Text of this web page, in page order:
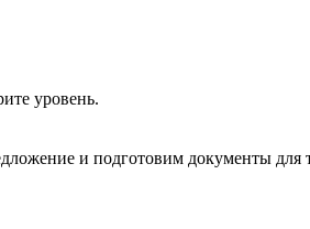
уровень.
и подготовим документы для